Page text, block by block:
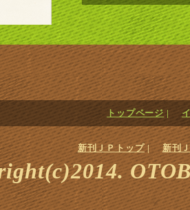
トップページ |
新刊ＪＰトップ|新刊